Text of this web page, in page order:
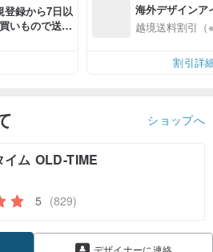
登録から7日以
いもので送料
海外デザインア
入
越境送料割引（
割引詳
ショップへ
イム OLD-TIME
5 (829)
デザイナーに連絡